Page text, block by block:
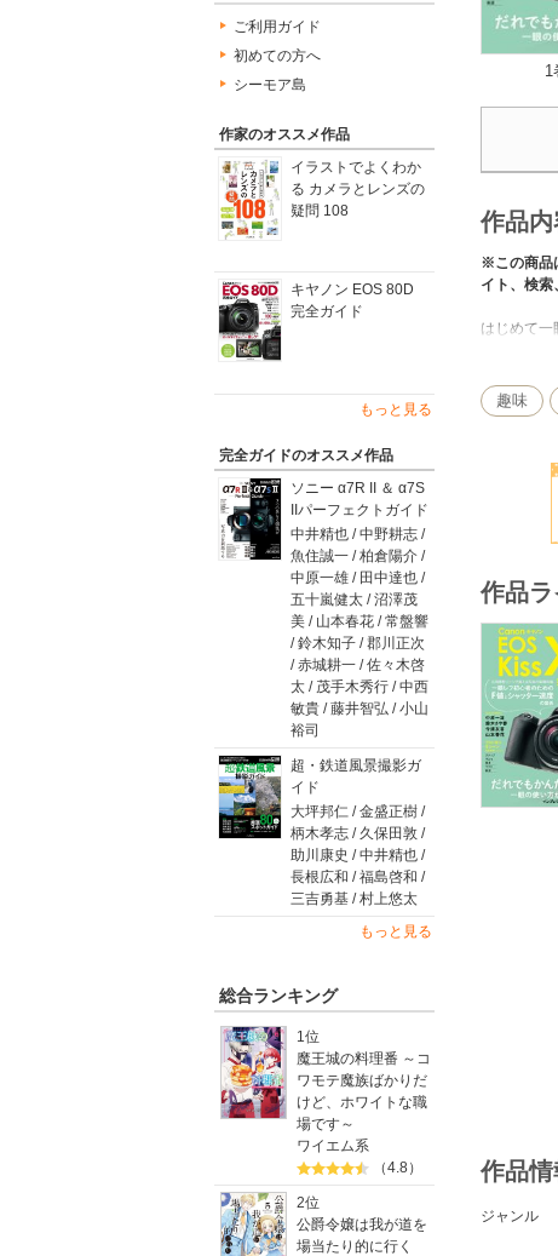
ご利用ガイド
初めての方へ
シーモア島
作家のオススメ作品
イラストでよくわか
る カメラとレンズの
疑問 108
キヤノン EOS 80D
完全ガイド
もっと見る
完全ガイドのオススメ作品
ソニー α7R II ＆ α7S
IIパーフェクトガイド
中井精也 / 中野耕志 /
魚住誠一 / 柏倉陽介 /
中原一雄 / 田中達也 /
五十嵐健太 / 沼澤茂
美 / 山本春花 / 常盤響
/ 鈴木知子 / 郡川正次
/ 赤城耕一 / 佐々木啓
太 / 茂手木秀行 / 中西
敏貴 / 藤井智弘 / 小山
裕司
超・鉄道風景撮影ガ
イド
大坪邦仁 / 金盛正樹 /
柄木孝志 / 久保田敦 /
助川康史 / 中井精也 /
長根広和 / 福島啓和 /
三吉勇基 / 村上悠太
もっと見る
総合ランキング
1位
魔王城の料理番 ～コ
ワモテ魔族ばかりだ
けど、ホワイトな職
場です～
ワイエム系
（4.8）
2位
公爵令嬢は我が道を
場当たり的に行く
1
作品内
※この商品
イト、検索
はじめて
「デュア
概念が分か
美しい写
ズにプラ
趣味
作品
作品情
ジャンル